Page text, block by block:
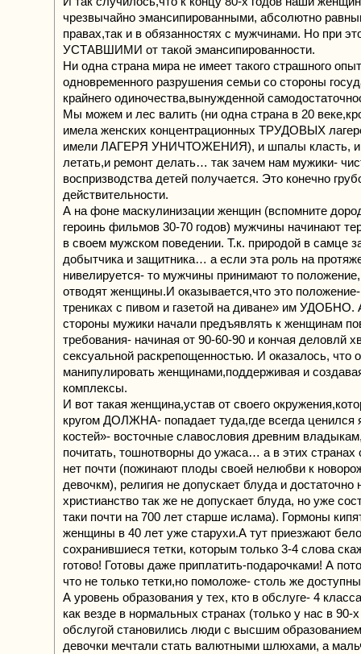
чрезвычайно эмансипированными, абсолютно
правах,так и в обязанностях с мужчинами. Но при
УСТАВШИМИ от такой эмансипированности.
Ни одна страна мира не имеет такого страшного
одновременного разрушения семьи со стороны
крайнего одиночества,вынужденной
Мы можем и лес валить (ни одна страна в 20
имела женских концентрационных ТРУДОВЫХ
имели ЛАГЕРЯ УНИЧТОЖЕНИЯ), и шпалы класть, и
летать,и ремонт делать… так зачем нам мужики-
воспризводства детей получается. Это конечно
действительности.
А на фоне маскулинизации женщин (вспомните
героинь фильмов 30-70 годов) мужчины начинают
в своем мужском поведении. Т.к. природой в самце
добытчика и защитника… а если эта роль на
нивелируется- то мужчины принимают то
отводят женщины.И оказывается,что это
трениках с пивом и газетой на диване» им УДОБНО.
стороны мужики начали предъявлять к женщинам
требования- начиная от 90-60-90 и кончая деловлй
сексуальной раскрепощенностью. И оказалось, что
манипулировать женщинами,поддерживая и
комплексы.
И вот такая женщина,устав от своего
кругом ДОЛЖНА- попадает туда,где всегда ценился
костей»- восточные славословия древним
почитать, тошнотворны до ужаса… а в этих
нет почти (пожинают плоды своей нелюбви к
девочкм), религия не допускает блуда и достаточно
христианство так же не допускает блуда, но уже
таки почти на 700 лет старше ислама). Гормоны
женщины в 40 лет уже старухи.А тут приезжают
сохранившиеся тетки, которым только 3-4 слова
готово! Готовы даже приплатить-подарочками! А
что не только тетки,но помоложе- столь же
А уровень образования у тех, кто в обслуге- 4
как везде в нормальных странах (только у нас в 90-х
обслугой становились люди с высшим
девочки мечтали стать валютными шлюхами, а